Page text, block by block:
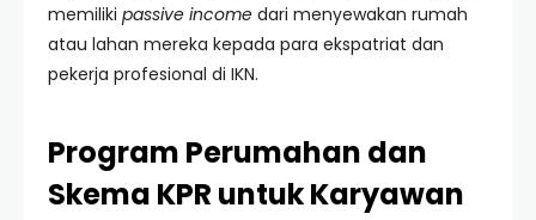
memiliki passive income dari menyewakan rumah
atau lahan mereka kepada para ekspatriat dan
pekerja profesional di IKN.
Program Perumahan dan
Skema KPR untuk Karyawan